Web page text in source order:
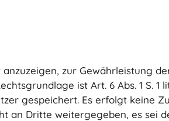
zur Gewährleistung
ist Art. 6 Abs. 1 S. 1
gespeichert. Es erfolgt keine
an Dritte weitergegeben, es sei